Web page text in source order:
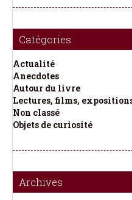
Catégories
Actualité
Anecdotes
Autour du livre
Lectures, films,
Non classé
Objets de curiosité
Archives